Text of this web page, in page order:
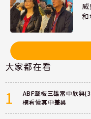
大家都在看
1
ABF載板三雄當中欣興
構看懂其中差異